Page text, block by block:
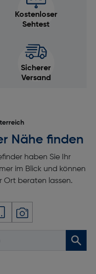
Kostenloser
Sehtest
Sicherer
Versand
Nähe finden
haben Sie Ihr
im Blick und können
Ort beraten lassen.